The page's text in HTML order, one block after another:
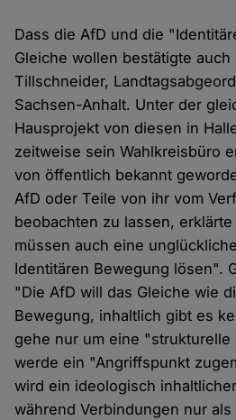
Dass die AfD und die
Gleiche wollen bestätigte auch
Tillschneider,
Sachsen-Anhalt. Unter der
Hausprojekt von diesen in
zeitweise sein Wahlkreisbüro
von öffentlich bekannt
AfD oder Teile von ihr vom
beobachten zu lassen,
müssen auch eine
Identitären Bewegung lösen".
"Die AfD will das Gleiche wie
Bewegung, inhaltlich gibt es
gehe nur um eine "strukturelle
werde ein "Angriffspunkt
wird ein ideologisch
während Verbindungen nur